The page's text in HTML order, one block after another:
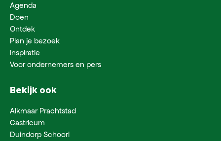
Agenda
Doen
Ontdek
Plan je bezoek
Inspiratie
Voor ondernemers en pers
Bekijk ook
Alkmaar Prachtstad
Castricum
Duindorp Schoorl